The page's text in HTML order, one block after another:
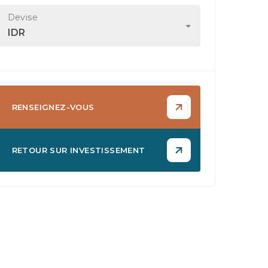
Devise
IDR
RENSEIGNEZ-VOUS
RETOUR SUR INVESTISSEMENT